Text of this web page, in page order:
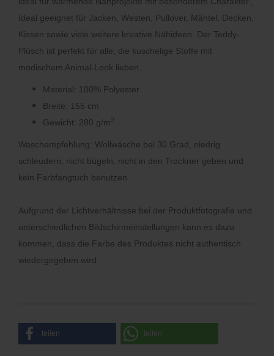
Ideal geeignet für Jacken, Westen, Pullover, Mäntel, Decken,
Kissen sowie viele weitere kreative Nähideen. Der Teddy-
Plüsch ist perfekt für alle, die kuschelige Stoffe mit
modischem Animal-Look lieben.
Material: 100% Polyester
Breite: 155 cm
Gewicht: 280 g/m 2
Waschempfehlung: Wollwäsche bei 30 Grad, niedrig
schleudern, nicht bügeln, nicht in den Trockner geben und
kein Farbfangtuch benutzen
Aufgrund der Lichtverhältnisse bei der Produktfotografie und
unterschiedlichen Bildschirmeinstellungen kann es dazu
kommen, dass die Farbe des Produktes nicht authentisch
wiedergegeben wird.
teilen teilen